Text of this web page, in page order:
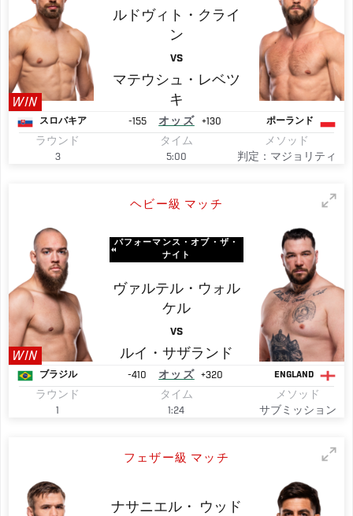
WIN
ルドヴィト・クライ
ン
VS
マテウシュ・レベツ
キ
スロバキア -155 オッズ +130 ポーランド
ラウンド
3
タイム
5:00
メソッド
判定：マジョリティ
ヘビー級 マッチ
WIN
パフォーマンス・オブ・ザ・
ナイト
ヴァルテル・ウォル
ケル
VS
ルイ・サザランド
ブラジル -410 オッズ +320 ENGLAND
ラウンド
1
タイム
1:24
メソッド
サブミッション
フェザー級 マッチ
ナサニエル・ ウッド